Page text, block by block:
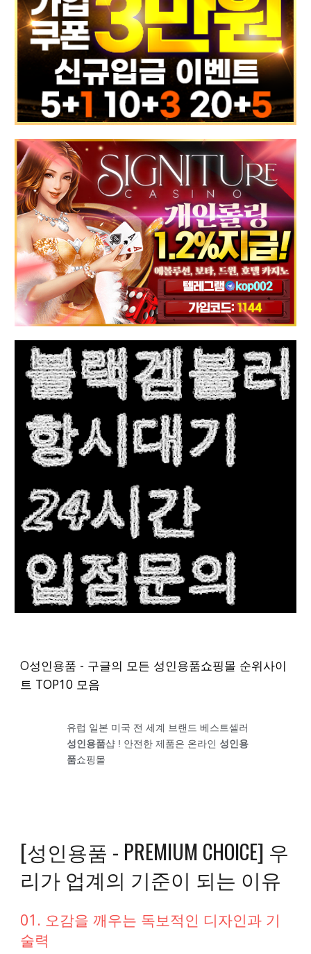
O성인용품 - 구글의 모든 성인용품쇼핑몰 순위사이
트 TOP10 모음
유럽 일본 미국 전 세계 브랜드 베스트셀러
성인용품샵 ! 안전한 제품은 온라인성인용
품쇼핑몰
[성인용품 - PREMIUM CHOICE] 우
리가 업계의 기준이 되는 이유
01. 오감을 깨우는 독보적인 디자인과 기
술력